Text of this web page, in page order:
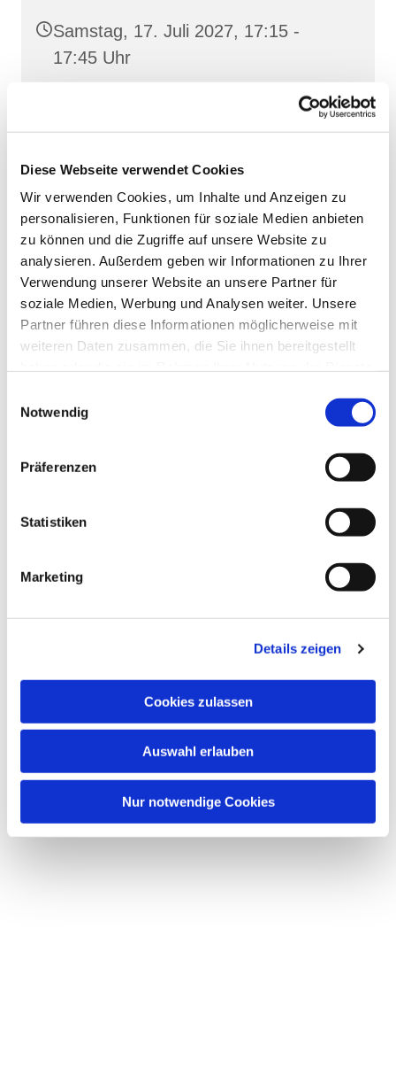
Diese Webseite verwendet Cookies
Wir verwenden Cookies, um Inhalte und Anzeigen zu
personalisieren, Funktionen für soziale Medien anbieten
zu können und die Zugriffe auf unsere Website zu
analysieren. Außerdem geben wir Informationen zu Ihrer
Verwendung unserer Website an unsere Partner für
soziale Medien, Werbung und Analysen weiter. Unsere
Partner führen diese Informationen möglicherweise mit
weiteren Daten zusammen, die Sie ihnen bereitgestellt
Notwendig
Präferenzen
Statistiken
Marketing
Details zeigen
Cookies zulassen
Auswahl erlauben
Nur notwendige Cookies
Samstag, 17. Juli 2027, 17:15 -
17:45 Uhr
St. Josef, Stralsund, Jungfernstieg
3A, 18437 Stralsund